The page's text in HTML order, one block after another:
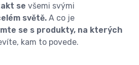
se všemi svými
světě. A co je
se s produkty, na kterých
kam to povede.